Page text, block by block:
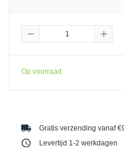
remove add
Op voorraad
local_shipping Gratis verzending vanaf
access_time Levertijd 1-2 werkdagen